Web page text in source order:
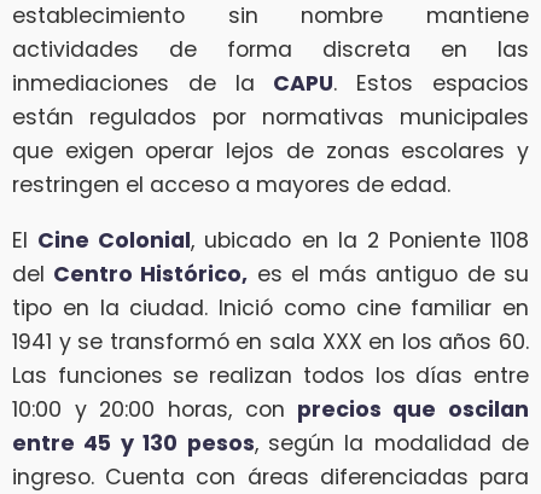
establecimiento sin nombre mantiene
actividades de forma discreta en las
inmediaciones de la CAPU. Estos espacios
están regulados por normativas municipales
que exigen operar lejos de zonas escolares y
restringen el acceso a mayores de edad.
El Cine Colonial, ubicado en la 2 Poniente 1108
del Centro Histórico, es el más antiguo de su
tipo en la ciudad. Inició como cine familiar en
1941 y se transformó en sala XXX en los años 60.
Las funciones se realizan todos los días entre
10:00 y 20:00 horas, con precios que oscilan
entre 45 y 130 pesos, según la modalidad de
ingreso. Cuenta con áreas diferenciadas para